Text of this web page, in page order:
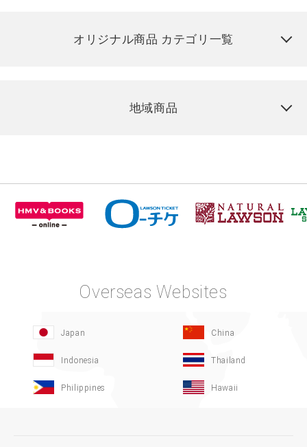
オリジナル商品 カテゴリ一覧
地域商品
Overseas Websites
Japan China
Indonesia Thailand
Philippines Hawaii